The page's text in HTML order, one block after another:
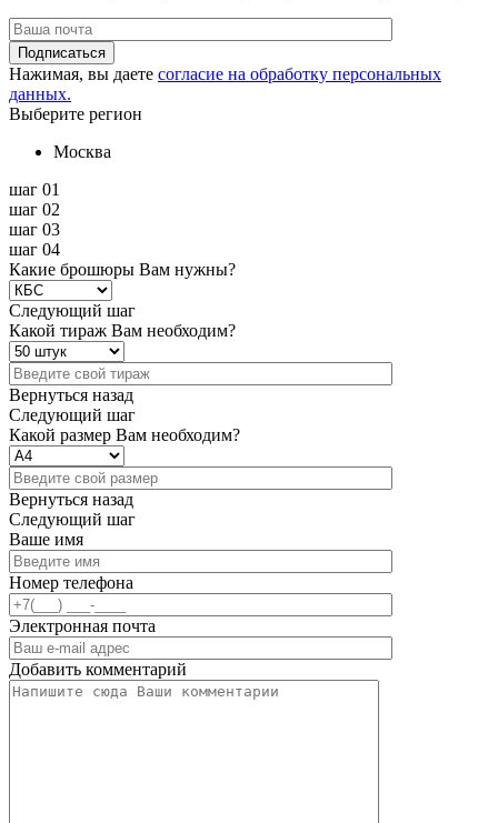
Подписаться
Нажимая, вы даете согласие на обработку персональных
данных.
Выберите регион
Москва
шаг 01
шаг 02
шаг 03
шаг 04
Какие брошюры Вам нужны?
Следующий шаг
Какой тираж Вам необходим?
Вернуться назад
Следующий шаг
Какой размер Вам необходим?
Вернуться назад
Следующий шаг
Ваше имя
Номер телефона
Электронная почта
Добавить комментарий